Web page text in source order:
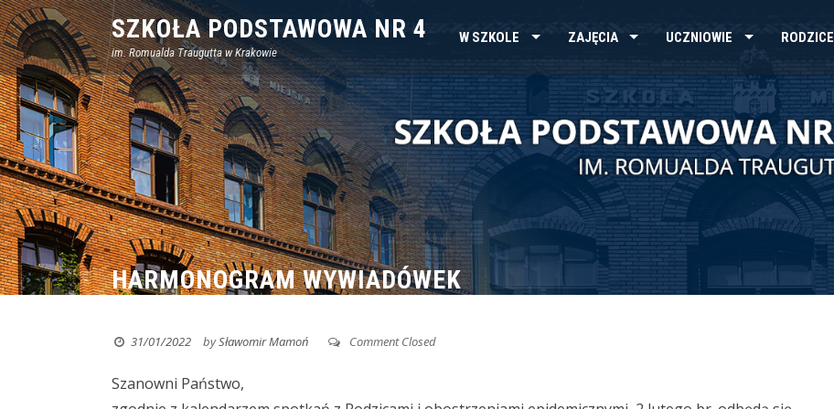
Skip
to
content
SZKOŁA PODSTAWOWA NR 4
im. Romualda Traugutta w Krakowie
W SZKOLE ZAJĘCIA UCZNIOWIE RODZICE
HARMONOGRAM WYWIADÓWEK
31/01/2022 bySławomir Mamoń Comment Closed
Szanowni Państwo,